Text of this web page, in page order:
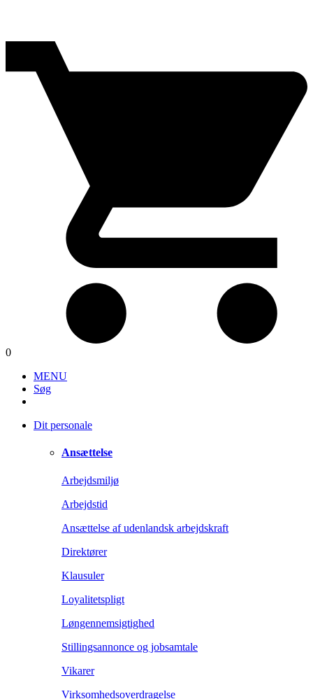
0
MENU
Søg
Dit personale
Ansættelse
Arbejdsmiljø
Arbejdstid
Ansættelse af udenlandsk arbejdskraft
Direktører
Klausuler
Loyalitetspligt
Løngennemsigtighed
Stillingsannonce og jobsamtale
Vikarer
Virksomhedsoverdragelse